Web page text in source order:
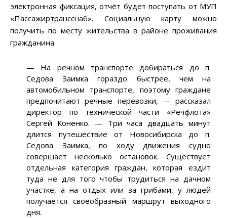
электронная фиксация, отчёт будет поступать от МУП
«Пассажиртрансснаб». Социальную карту можно
получить по месту жительства в районе проживания
гражданина.
— На речном транспорте добираться до п.
Седова Заимка гораздо быстрее, чем на
автомобильном транспорте, поэтому граждане
предпочитают речные перевозки, — рассказал
директор по технической части «Речфлота»
Сергей Коненко. — Три часа двадцать минут
длится путешествие от Новосибирска до п.
Седова Заимка, по ходу движения судно
совершает несколько остановок. Существует
отдельная категория граждан, которая ездит
туда не для того чтобы трудиться на дачном
участке, а на отдых или за грибами, у людей
получается своеобразный маршрут выходного
дня.